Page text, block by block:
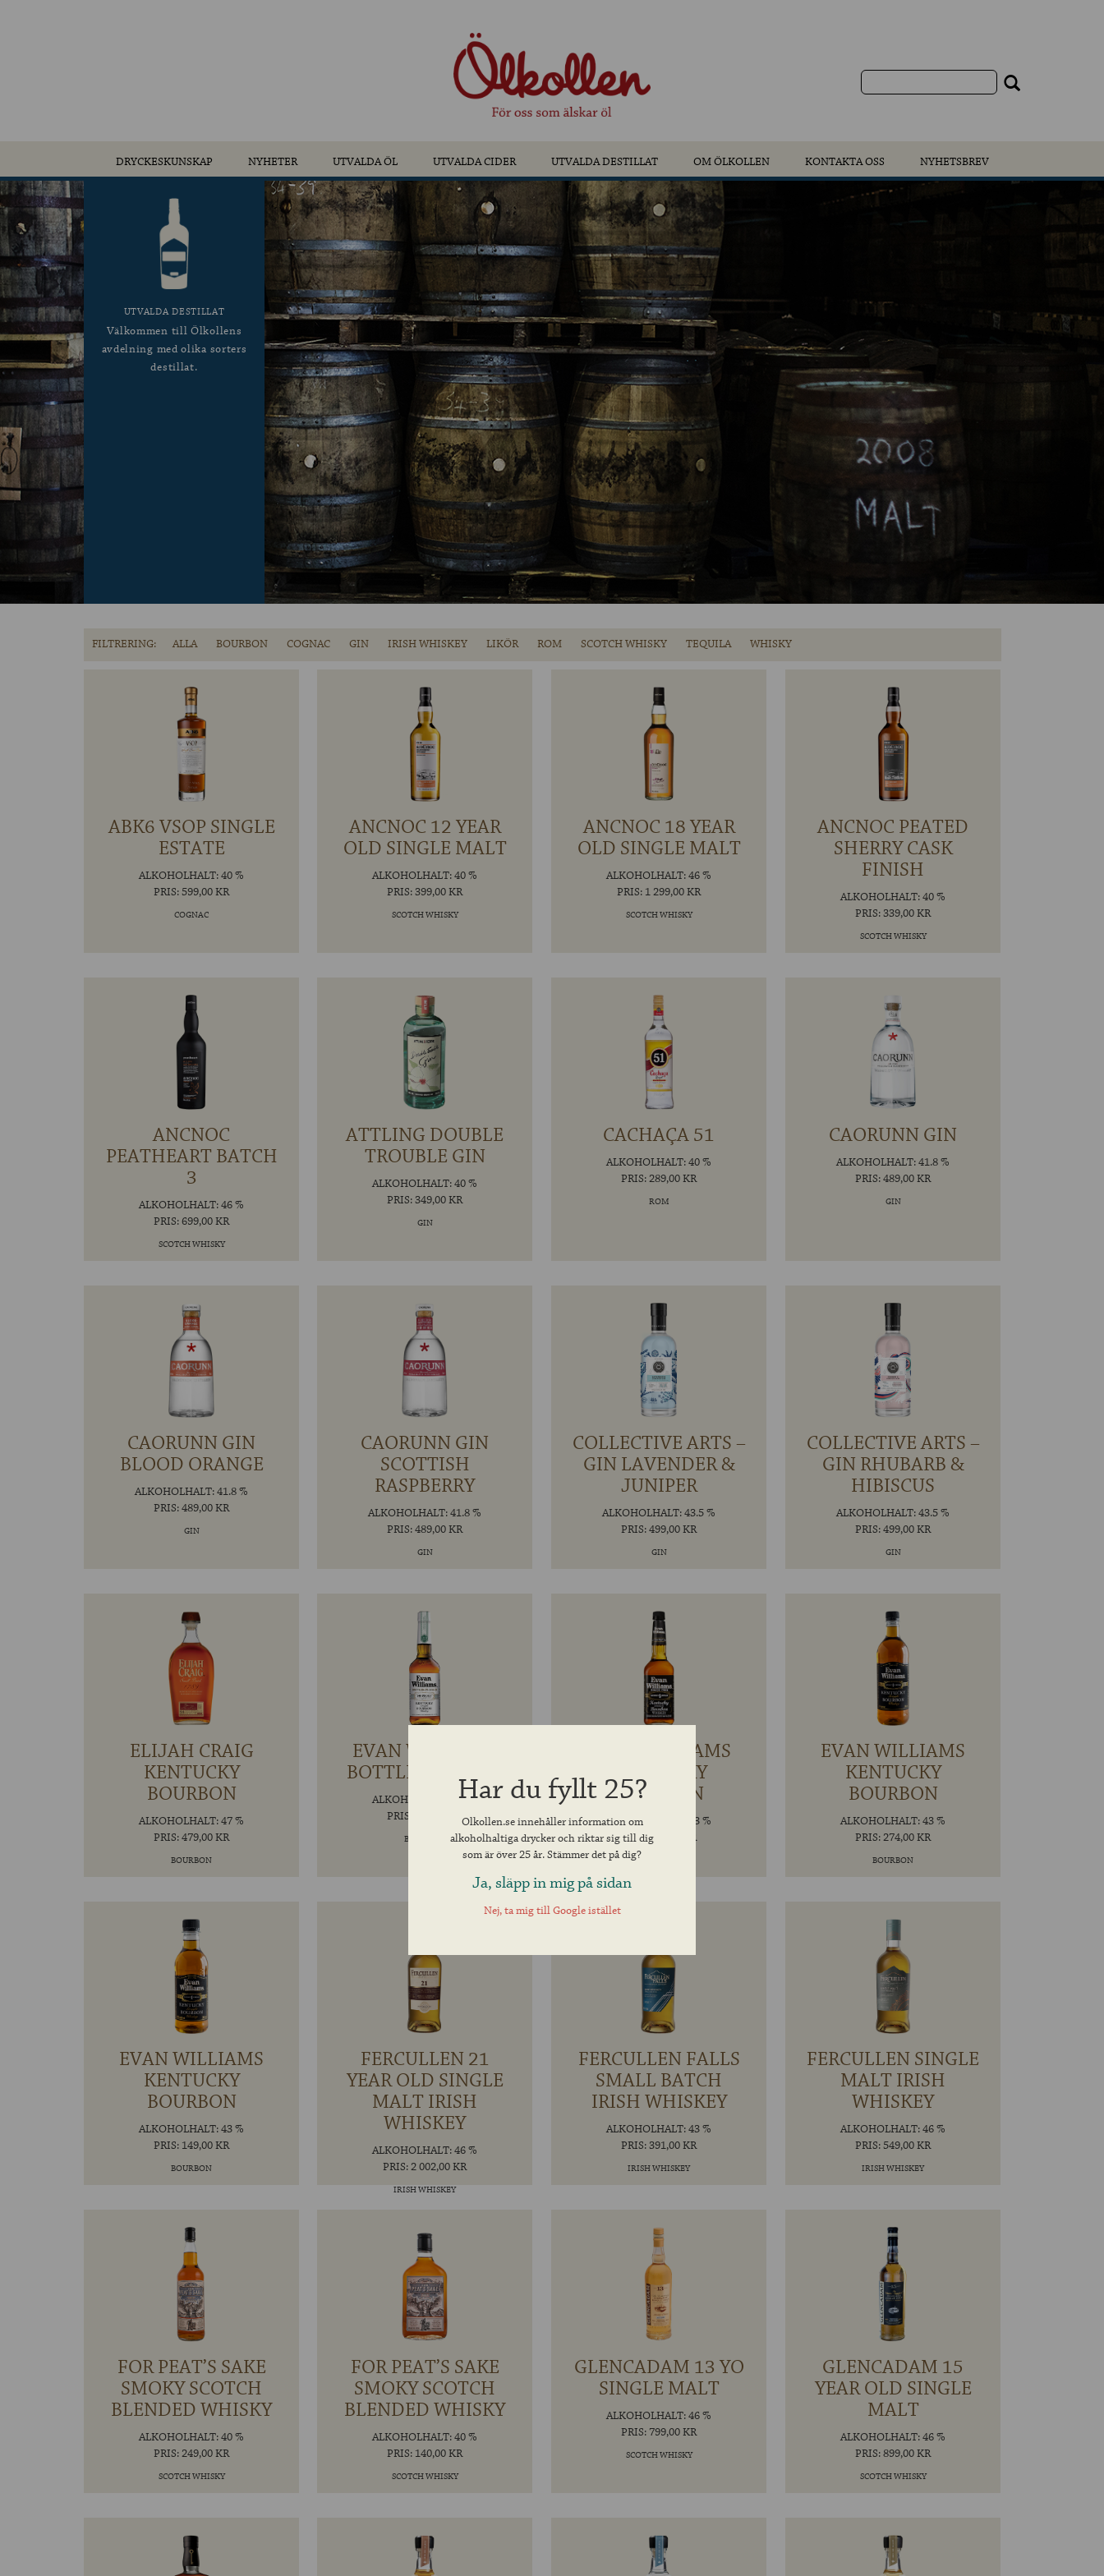
DRYCKESKUNSKAP NYHETER UTVALDA ÖL UTVALDA CIDER UTVALDA DESTILLAT OM ÖLKOLLEN KONTAKTA OSS NYHETSBREV
UTVALDA DESTILLAT
Välkommen till Ölkollens
avdelning med olika sorters
destillat.
FILTRERING: ALLA BOURBON COGNAC GIN IRISH WHISKEY LIKÖR ROM SCOTCH WHISKY TEQUILA WHISKY
ABK6 VSOP SINGLE
ESTATE
ALKOHOLHALT: 40 %
PRIS: 599,00 KR
COGNAC
ANCNOC 12 YEAR
OLD SINGLE MALT
ALKOHOLHALT: 40 %
PRIS: 399,00 KR
SCOTCH WHISKY
ANCNOC 18 YEAR
OLD SINGLE MALT
ALKOHOLHALT: 46 %
PRIS: 1 299,00 KR
SCOTCH WHISKY
ANCNOC PEATED
SHERRY CASK
FINISH
ALKOHOLHALT: 40 %
PRIS: 339,00 KR
SCOTCH WHISKY
ANCNOC
PEATHEART BATCH
3
ALKOHOLHALT: 46 %
PRIS: 699,00 KR
SCOTCH WHISKY
ATTLING DOUBLE
TROUBLE GIN
ALKOHOLHALT: 40 %
PRIS: 349,00 KR
GIN
CACHAÇA 51
ALKOHOLHALT: 40 %
PRIS: 289,00 KR
ROM
CAORUNN GIN
ALKOHOLHALT: 41.8 %
PRIS: 489,00 KR
GIN
CAORUNN GIN
BLOOD ORANGE
ALKOHOLHALT: 41.8 %
PRIS: 489,00 KR
GIN
CAORUNN GIN
SCOTTISH
RASPBERRY
ALKOHOLHALT: 41.8 %
PRIS: 489,00 KR
GIN
COLLECTIVE ARTS –
GIN LAVENDER &
JUNIPER
ALKOHOLHALT: 43.5 %
PRIS: 499,00 KR
GIN
COLLECTIVE ARTS –
GIN RHUBARB &
HIBISCUS
ALKOHOLHALT: 43.5 %
PRIS: 499,00 KR
GIN
ELIJAH CRAIG
KENTUCKY
BOURBON
ALKOHOLHALT: 47 %
PRIS: 479,00 KR
BOURBON
EVAN WILLIAMS
BOTTLE-IN-BOND
ALKOHOLHALT: 50 %
PRIS: 449,00 KR
BOURBON
EVAN WILLIAMS
KENTUCKY
BOURBON
ALKOHOLHALT: 43 %
PRIS: 329,00 KR
BOURBON
EVAN WILLIAMS
KENTUCKY
BOURBON
ALKOHOLHALT: 43 %
PRIS: 274,00 KR
BOURBON
EVAN WILLIAMS
KENTUCKY
BOURBON
ALKOHOLHALT: 43 %
PRIS: 149,00 KR
BOURBON
FERCULLEN 21
YEAR OLD SINGLE
MALT IRISH
WHISKEY
ALKOHOLHALT: 46 %
PRIS: 2 002,00 KR
IRISH WHISKEY
FERCULLEN FALLS
SMALL BATCH
IRISH WHISKEY
ALKOHOLHALT: 43 %
PRIS: 391,00 KR
IRISH WHISKEY
FERCULLEN SINGLE
MALT IRISH
WHISKEY
ALKOHOLHALT: 46 %
PRIS: 549,00 KR
IRISH WHISKEY
FOR PEAT’S SAKE
SMOKY SCOTCH
BLENDED WHISKY
ALKOHOLHALT: 40 %
PRIS: 249,00 KR
SCOTCH WHISKY
FOR PEAT’S SAKE
SMOKY SCOTCH
BLENDED WHISKY
ALKOHOLHALT: 40 %
PRIS: 140,00 KR
SCOTCH WHISKY
GLENCADAM 13 YO
SINGLE MALT
ALKOHOLHALT: 46 %
PRIS: 799,00 KR
SCOTCH WHISKY
GLENCADAM 15
YEAR OLD SINGLE
MALT
ALKOHOLHALT: 46 %
PRIS: 899,00 KR
SCOTCH WHISKY
Har du fyllt 25?
Olkollen.se innehåller information om
alkoholhaltiga drycker och riktar sig till dig
som är över 25 år. Stämmer det på dig?
Ja, släpp in mig på sidan
Nej, ta mig till Google istället